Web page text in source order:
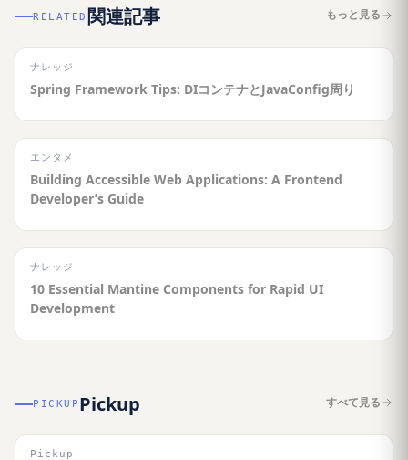
RELATED 関連記事 もっと見る
ナレッジ
Spring Framework Tips: DIコンテナとJavaConfig周り
エンタメ
Building Accessible Web Applications: A Frontend
Developer’s Guide
ナレッジ
10 Essential Mantine Components for Rapid UI
Development
PICKUP Pickup すべて見る
Pickup